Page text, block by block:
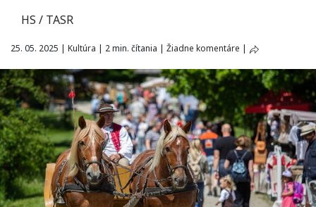
HS / TASR
25. 05. 2025 | Kultúra | 2 min. čítania | Žiadne komentáre |